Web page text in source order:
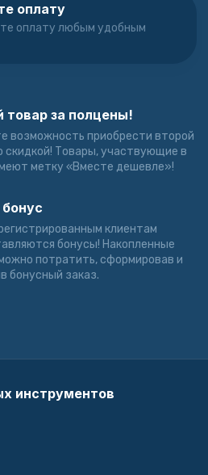
оплату
оплату любым удобным
товар за полцены!
возможность приобрести второй
скидкой! Товары, участвующие в
метку «Вместе дешевле»!
бонус
клиентам
бонусы! Накопленные
потратить, сформировав и
бонусный заказ.
инструментов